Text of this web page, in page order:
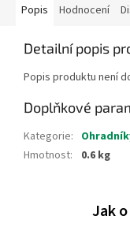
Popis Hodnocení
Detailní popis
Popis produktu není
Doplňkové
Kategorie:
Hmotnost: 0.6 kg